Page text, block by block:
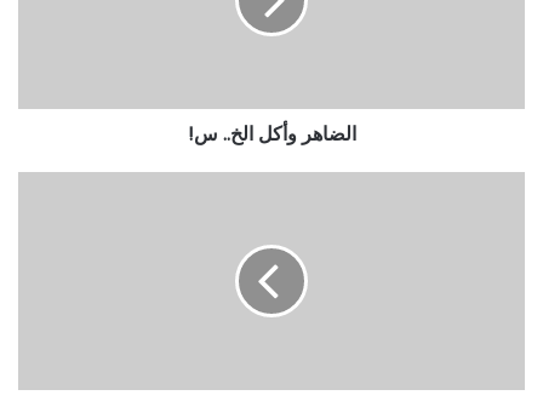
الضاهر وأكل الخ.. س!